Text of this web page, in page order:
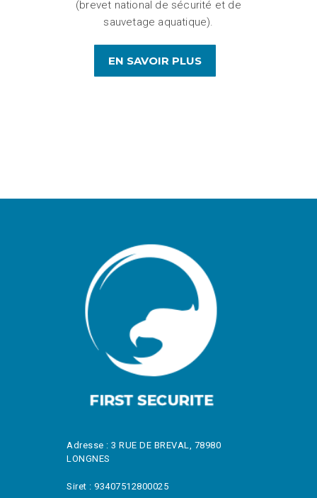
(brevet national de sécurité et de
sauvetage aquatique).
EN SAVOIR PLUS
Adresse : 3 RUE DE BREVAL, 78980
LONGNES
Siret : 93407512800025